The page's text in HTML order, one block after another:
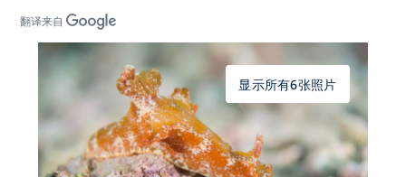
翻译来自
显示所有6张照片